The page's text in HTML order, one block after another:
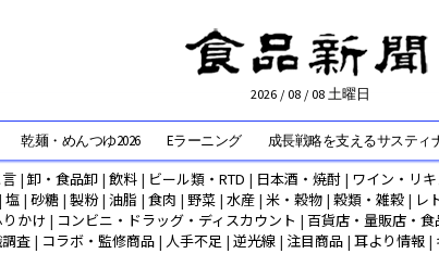
2026 / 08 / 08 土曜日
乾麺・めんつゆ2026 Eラーニング 成長戦略を支えるサスティ
|卸・食品卸 | 飲料 | ビール類・RTD | 日本酒・焼酎 | ワイン・リ
| 塩 | 砂糖 | 製粉| 油脂 | 食肉 | 野菜 | 水産 | 米・穀物 | 穀類・雑穀 | レ
かけ | コンビニ・ドラッグ・ディスカウント | 百貨店・量販店・食
査 | コラボ・監修商品 | 人手不足 | 逆光線 | 注目商品 | 耳より情報 |